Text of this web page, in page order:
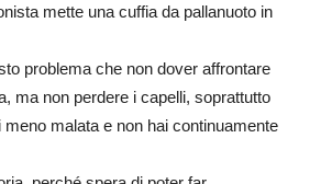
mette una cuffia da pallanuoto in
problema che non dover affrontare
ma non perdere i capelli, soprattutto
meno malata e non hai continuamente